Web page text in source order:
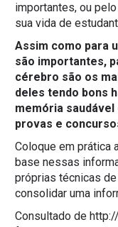
importantes, ou
sua vida de
Assim como para
são importantes,
cérebro são os
deles tendo bons
memória saudável
provas e
Coloque em prática
base nessas
próprias técnicas
consolidar uma
Consultado de